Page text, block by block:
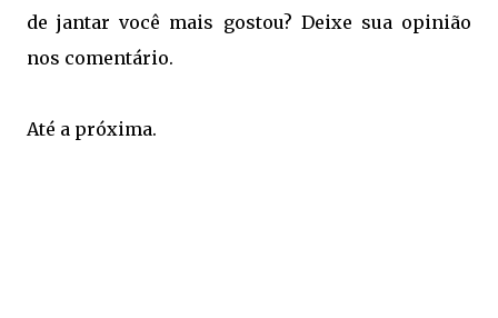
de jantar você mais gostou? Deixe sua opinião
nos comentário.
Até a próxima.